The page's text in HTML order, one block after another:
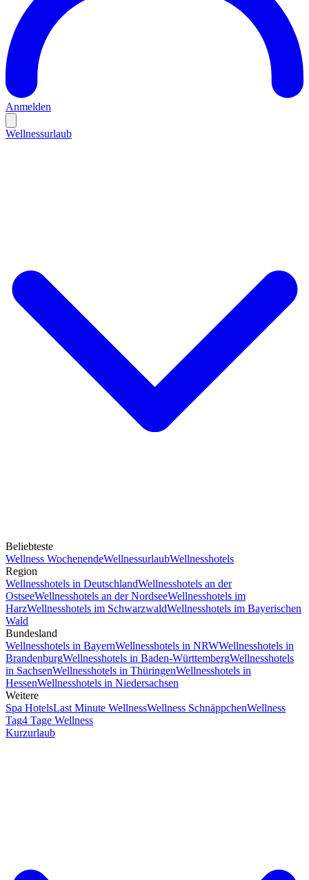
Anmelden
Wellnessurlaub
Beliebteste
Wellness WochenendeWellnessurlaubWellnesshotels
Region
Wellnesshotels in DeutschlandWellnesshotels an der
OstseeWellnesshotels an der NordseeWellnesshotels im
HarzWellnesshotels im SchwarzwaldWellnesshotels im Bayerischen
Wald
Bundesland
Wellnesshotels in BayernWellnesshotels in NRWWellnesshotels in
BrandenburgWellnesshotels in Baden-WürttembergWellnesshotels
in SachsenWellnesshotels in ThüringenWellnesshotels in
HessenWellnesshotels in Niedersachsen
Weitere
Spa HotelsLast Minute WellnessWellness SchnäppchenWellness
Tag4 Tage Wellness
Kurzurlaub